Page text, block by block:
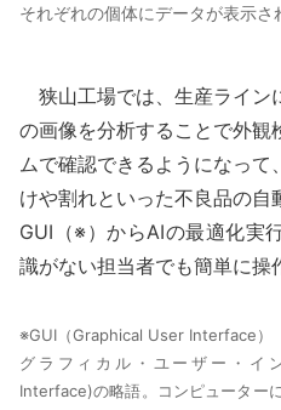
それぞれの個体にデータが表示さ
狭山工場では、生産ライン
の画像を分析することで外観
ムで確認できるようになっ
けや割れといった不良品の自
GUI（※）からAIの最適化実
識がない担当者でも簡単に操
※GUI（Graphical User Interface）
グラフィカル・ユーザー・イ
Interface)の略語。コンピューター